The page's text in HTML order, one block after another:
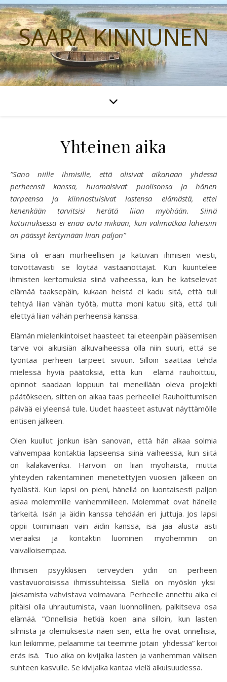
SAARA KINNUNEN
Yhteinen aika
”Sano niille ihmisille, että olisivat aikanaan yhdessä
perheensä kanssa, huomaisivat puolisonsa ja hänen
tarpeensa ja kiinnostuisivat lastensa elämästä, ettei
kenenkään tarvitsisi herätä liian myöhään. Siinä
katumuksessa ei enää auta mikään, kun välimatkaa läheisiin
on päässyt kertymään liian paljon”
Siinä oli erään murheellisen ja katuvan ihmisen viesti,
toivottavasti se löytää vastaanottajat. Kun kuuntelee
ihmisten kertomuksia siinä vaiheessa, kun he katselevat
elämää taaksepäin, kukaan heistä ei kadu sitä, että tuli
tehtyä liian vähän työtä, mutta moni katuu sitä, että tuli
elettyä liian vähän perheensä kanssa.
Elämän mielenkiintoiset haasteet tai eteenpäin pääsemisen
tarve voi aikuisiän alkuvaiheessa olla niin suuri, että se
työntää perheen tarpeet sivuun. Silloin saattaa tehdä
mielessä hyviä päätöksiä, että kun elämä rauhoittuu,
opinnot saadaan loppuun tai meneillään oleva projekti
päätökseen, sitten on aikaa taas perheelle! Rauhoittumisen
päivää ei yleensä tule. Uudet haasteet astuvat näyttämölle
entisen jälkeen.
Olen kuullut jonkun isän sanovan, että hän alkaa solmia
vahvempaa kontaktia lapseensa siinä vaiheessa, kun siitä
on kalakaveriksi. Harvoin on liian myöhäistä, mutta
yhteyden rakentaminen menetettyjen vuosien jälkeen on
työlästä. Kun lapsi on pieni, hänellä on luontaisesti paljon
asiaa molemmille vanhemmilleen. Molemmat ovat hänelle
tärkeitä. Isän ja äidin kanssa tehdään eri juttuja. Jos lapsi
oppii toimimaan vain äidin kanssa, isä jää alusta asti
vieraaksi ja kontaktin luominen myöhemmin on
vaivalloisempaa.
Ihmisen psyykkisen terveyden ydin on perheen
vastavuoroisissa ihmissuhteissa. Siellä on myöskin yksi
jaksamista vahvistava voimavara. Perheelle annettu aika ei
pitäisi olla uhrautumista, vaan luonnollinen, palkitseva osa
elämää. ”Onnellisia hetkiä koen aina silloin, kun lasten
silmistä ja olemuksesta näen sen, että he ovat onnellisia,
kun leikimme, pelaamme tai teemme jotain yhdessä” kertoi
eräs isä. Tuo aika on kivijalka lasten ja vanhemman välisen
suhteen kasvulle. Se kivijalka kantaa vielä aikuisuudessa.